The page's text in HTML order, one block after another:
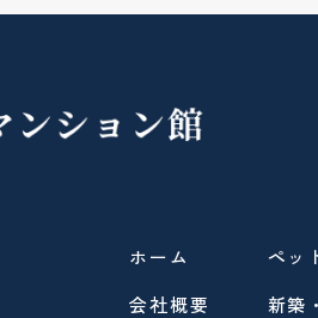
ホーム
会社概要
ペッ
新築